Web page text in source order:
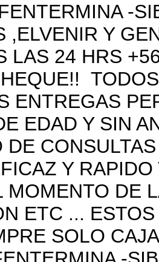
-
,ELVENIR Y
LAS 24 HRS
ENTREGAS
EDAD Y SIN
DE
Y
MOMENTO DE
ETC ...
SOLO